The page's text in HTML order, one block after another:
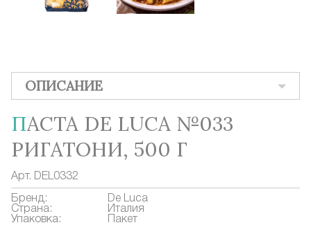
ОПИСАНИЕ
ПАСТА DE LUCA №033
РИГАТОНИ, 500 Г
Арт. DEL0332
Бренд:
De Luca
Страна:
Италия
Упаковка:
Пакет